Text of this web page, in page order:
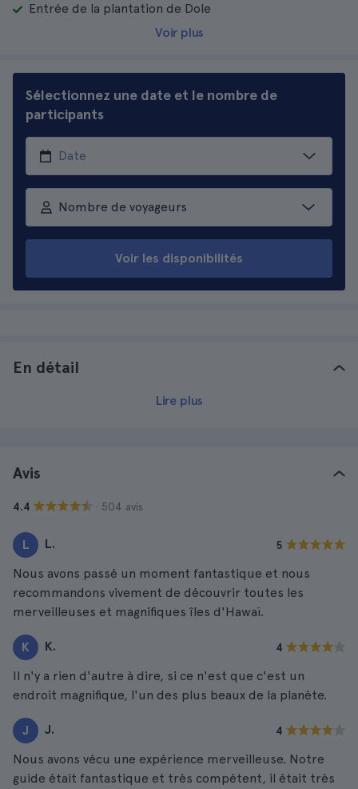
Entrée de la plantation de Dole
Voir plus
Sélectionnez une date et le nombre de
participants
Nombre de voyageurs
Voir les disponibilités
En détail
Lire plus
Avis
4.4 · 504 avis
L L. 5
Nous avons passé un moment fantastique et nous
recommandons vivement de découvrir toutes les
merveilleuses et magnifiques îles d'Hawaï.
K K. 4
Il n'y a rien d'autre à dire, si ce n'est que c'est un
endroit magnifique, l'un des plus beaux de la planète.
J J. 4
Nous avons vécu une expérience merveilleuse. Notre
guide était fantastique et très compétent, il était très